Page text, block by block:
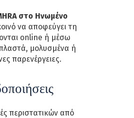
στο Ηνωμένο
να αποφεύγει τη
online ή μέσω
πλαστά, μολυσμένα ή
παρενέργειες.
περιστατικών από